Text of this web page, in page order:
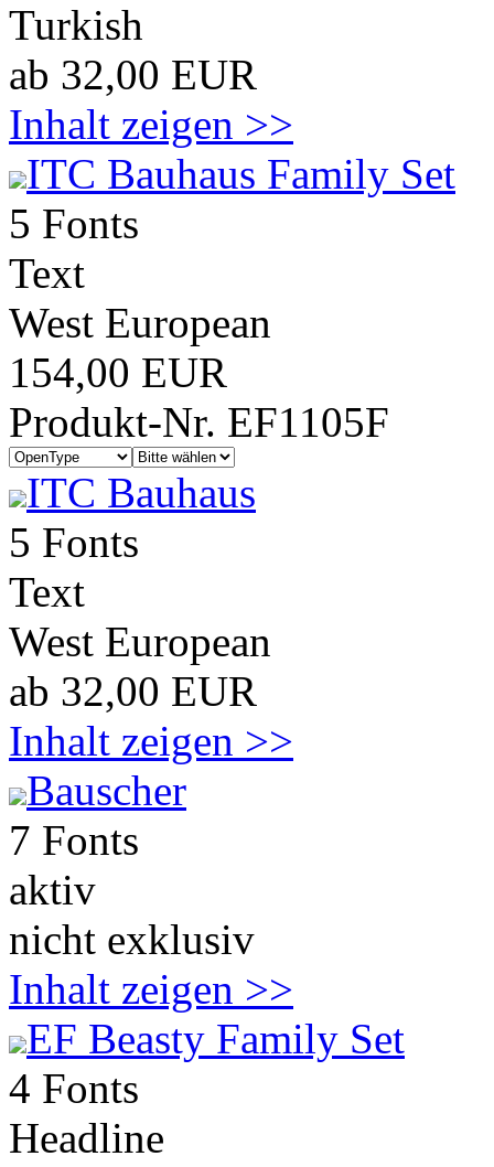
Turkish
ab 32,00 EUR
Inhalt zeigen >>
ITC Bauhaus Family Set
5 Fonts
Text
West European
154,00 EUR
Produkt-Nr. EF1105F
ITC Bauhaus
5 Fonts
Text
West European
ab 32,00 EUR
Inhalt zeigen >>
Bauscher
7 Fonts
aktiv
nicht exklusiv
Inhalt zeigen >>
EF Beasty Family Set
4 Fonts
Headline